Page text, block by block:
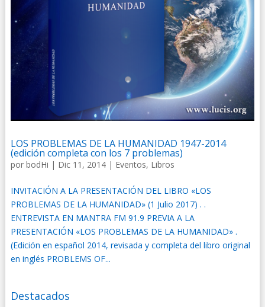
LOS PROBLEMAS DE LA HUMANIDAD 1947-2014
(edición completa con los 7 problemas)
por bodHi | Dic 11, 2014| Eventos, Libros
INVITACIÓN A LA PRESENTACIÓN DEL LIBRO «LOS
PROBLEMAS DE LA HUMANIDAD» (1 Julio 2017) . .
ENTREVISTA EN MANTRA FM 91.9 PREVIA A LA
PRESENTACIÓN «LOS PROBLEMAS DE LA HUMANIDAD» .
(Edición en español 2014, revisada y completa del libro original
en inglés PROBLEMS OF...
Destacados